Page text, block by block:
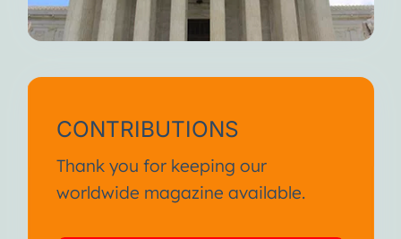
CONTRIBUTIONS
Thank you for keeping our
worldwide magazine available.